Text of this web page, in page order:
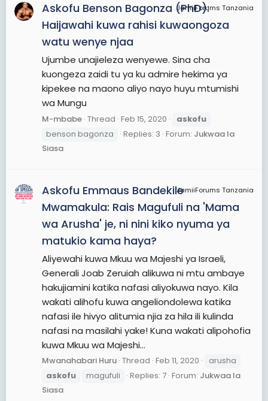
JamiiForums Tanzania
Askofu Benson Bagonza (PhD):
Haijawahi kuwa rahisi kuwaongoza
watu wenye njaa
Ujumbe unajieleza wenyewe. Sina cha
kuongeza zaidi tu ya ku admire hekima ya
kipekee na maono aliyo nayo huyu mtumishi
wa Mungu
M-mbabe Thread Feb 15, 2020
askofu
benson bagonza
Replies: 3 Forum: Jukwaa la
Siasa
JamiiForums Tanzania
Askofu Emmaus Bandekile
Mwamakula: Rais Magufuli na 'Mama
wa Arusha' je, ni nini kiko nyuma ya
matukio kama haya?
Aliyewahi kuwa Mkuu wa Majeshi ya Israeli,
Generali Joab Zeruiah alikuwa ni mtu ambaye
hakujiamini katika nafasi aliyokuwa nayo. Kila
wakati alihofu kuwa angeliondolewa katika
nafasi ile hivyo alitumia njia za hila ili kulinda
nafasi na masilahi yake! Kuna wakati alipohofia
kuwa Mkuu wa Majeshi...
Mwanahabari Huru Thread Feb 11, 2020
arusha
askofu
magufuli Replies: 7 Forum: Jukwaa la
Siasa